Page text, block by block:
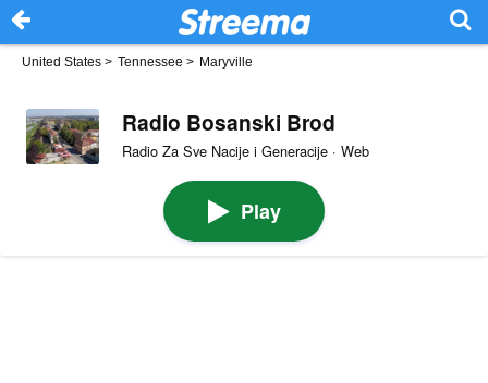
United States > Tennessee > Maryville
Radio Bosanski Brod
Radio Za Sve Nacije i Generacije · Web
Play